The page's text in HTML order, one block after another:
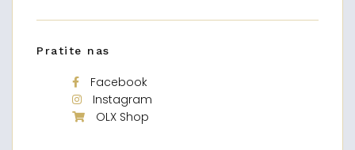
Pratite nas
Facebook
Instagram
OLX Shop